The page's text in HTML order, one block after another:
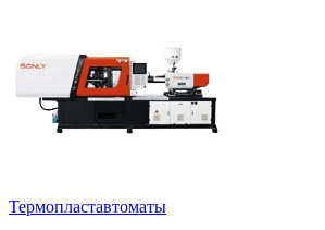
Термопластавтоматы